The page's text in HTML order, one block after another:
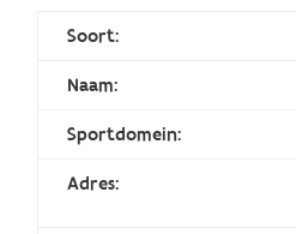
Soort:
Naam:
Sportdomein:
Adres: